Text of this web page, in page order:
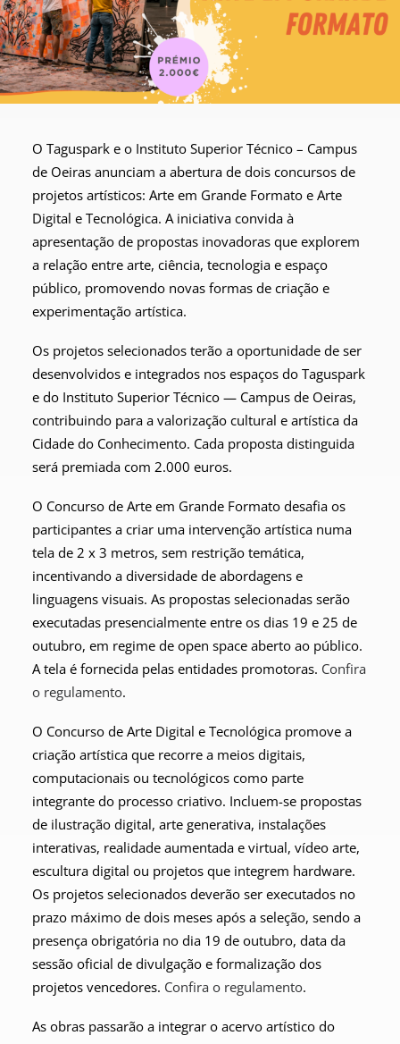
O Taguspark e o Instituto Superior Técnico – Campus
de Oeiras anunciam a abertura de dois concursos de
projetos artísticos: Arte em Grande Formato e Arte
Digital e Tecnológica. A iniciativa convida à
apresentação de propostas inovadoras que explorem
a relação entre arte, ciência, tecnologia e espaço
público, promovendo novas formas de criação e
experimentação artística.
Os projetos selecionados terão a oportunidade de ser
desenvolvidos e integrados nos espaços do Taguspark
e do Instituto Superior Técnico — Campus de Oeiras,
contribuindo para a valorização cultural e artística da
Cidade do Conhecimento. Cada proposta distinguida
será premiada com 2.000 euros.
O Concurso de Arte em Grande Formato desafia os
participantes a criar uma intervenção artística numa
tela de 2 x 3 metros, sem restrição temática,
incentivando a diversidade de abordagens e
linguagens visuais. As propostas selecionadas serão
executadas presencialmente entre os dias 19 e 25 de
outubro, em regime de open space aberto ao público.
A tela é fornecida pelas entidades promotoras. Confira
o regulamento.
O Concurso de Arte Digital e Tecnológica promove a
criação artística que recorre a meios digitais,
computacionais ou tecnológicos como parte
integrante do processo criativo. Incluem-se propostas
de ilustração digital, arte generativa, instalações
interativas, realidade aumentada e virtual, vídeo arte,
escultura digital ou projetos que integrem hardware.
Os projetos selecionados deverão ser executados no
prazo máximo de dois meses após a seleção, sendo a
presença obrigatória no dia 19 de outubro, data da
sessão oficial de divulgação e formalização dos
projetos vencedores. Confira o regulamento.
As obras passarão a integrar o acervo artístico do